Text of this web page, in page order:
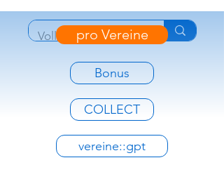
pro Vereine
Bonus
COLLECT
vereine::gpt